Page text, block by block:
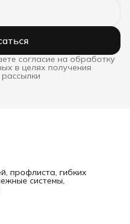
согласие на обработку
в целях получения
гибких
системы,